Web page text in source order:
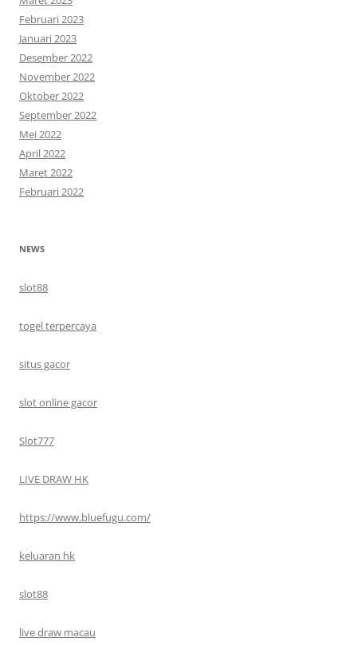
Februari 2023
Januari 2023
Desember 2022
November 2022
Oktober 2022
September 2022
Mei 2022
April 2022
Maret 2022
Februari 2022
NEWS
slot88
togel terpercaya
situs gacor
slot online gacor
Slot777
LIVE DRAW HK
https://www.bluefugu.com/
keluaran hk
slot88
live draw macau